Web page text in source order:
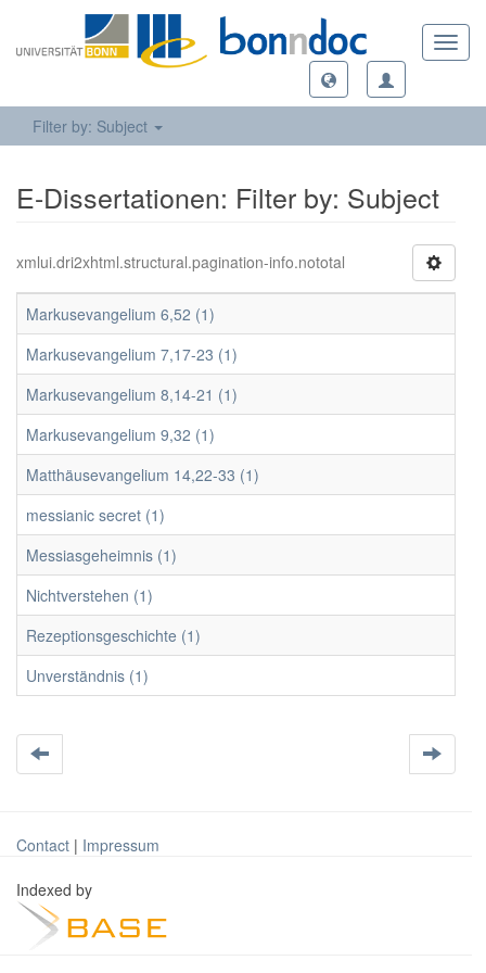
Filter by: Subject
E-Dissertationen: Filter by: Subject
xmlui.dri2xhtml.structural.pagination-info.nototal
Markusevangelium 6,52 (1)
Markusevangelium 7,17-23 (1)
Markusevangelium 8,14-21 (1)
Markusevangelium 9,32 (1)
Matthäusevangelium 14,22-33 (1)
messianic secret (1)
Messiasgeheimnis (1)
Nichtverstehen (1)
Rezeptionsgeschichte (1)
Unverständnis (1)
Contact | Impressum
Indexed by